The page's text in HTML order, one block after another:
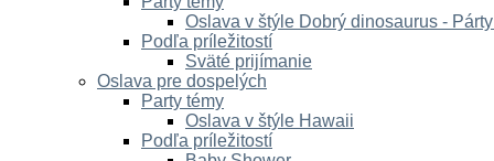
Oslava v štýle Dobrý dinosaurus -
Podľa príležitostí
Sväté prijímanie
Oslava pre dospelých
Party témy
Oslava v štýle Hawaii
Podľa príležitostí